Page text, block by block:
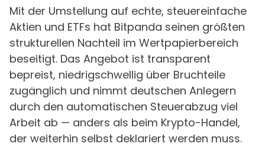
Mit der Umstellung auf echte, steuereinfache
Aktien und ETFs hat Bitpanda seinen größten
strukturellen Nachteil im Wertpapierbereich
beseitigt. Das Angebot ist transparent
bepreist, niedrigschwellig über Bruchteile
zugänglich und nimmt deutschen Anlegern
durch den automatischen Steuerabzug viel
Arbeit ab — anders als beim Krypto-Handel,
der weiterhin selbst deklariert werden muss.